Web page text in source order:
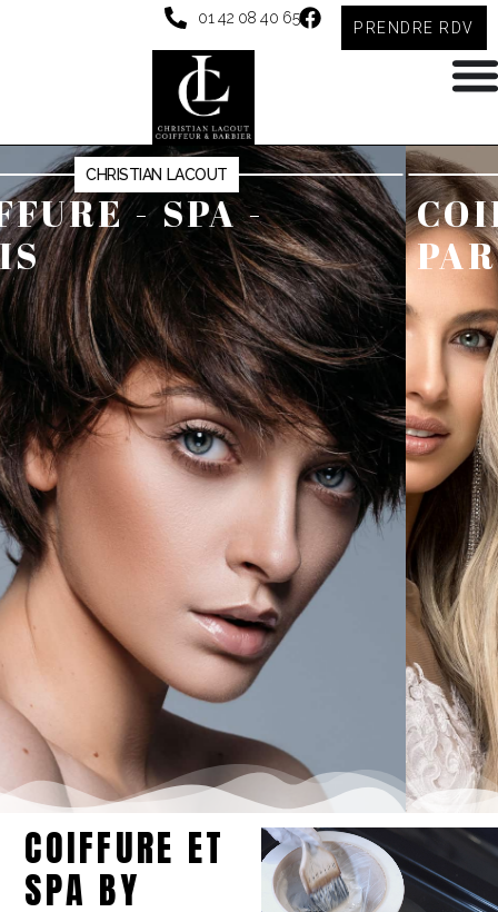
PRENDRE RDV
01 42 08 40 65
CHRISTIAN LACOUT
COIFFURE - SPA -
PARIS
COIFFURE ET
SPA BY